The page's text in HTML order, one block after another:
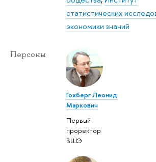
статистических
экономики знаний
Персоны
Гохберг Леонид
Маркович
Первый
проректор
ВШЭ